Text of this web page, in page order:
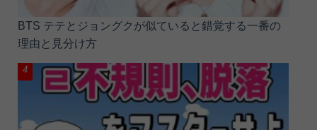
BTS テテとジョングクが似ていると錯覚する一番の
理由と見分け方